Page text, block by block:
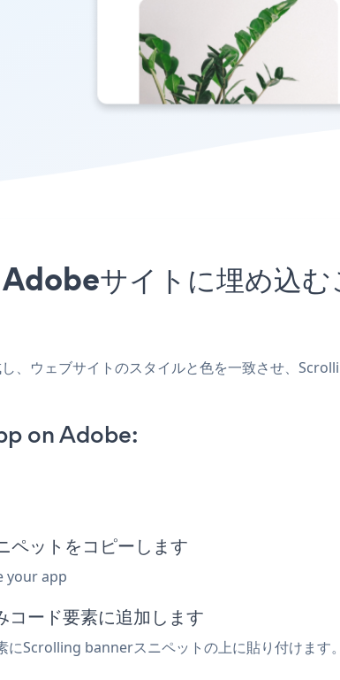
サイトに埋め込む
、ウェブサイトのスタイルと色を一致させ、
on Adobe:
ットをコピーします
your app
ード要素に追加します
Scrolling bannerスニペットの上に貼り付けま